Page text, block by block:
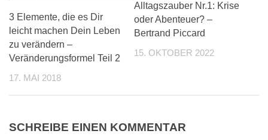
3 Elemente, die es Dir
leicht machen Dein Leben
zu verändern –
Veränderungsformel Teil 2
17. MAI 2018
Alltagszauber Nr.1: Krise
oder Abenteuer? –
Bertrand Piccard
15. OKTOBER 2022
SCHREIBE EINEN KOMMENTAR